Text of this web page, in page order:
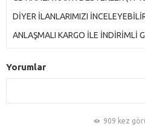
DİYER İLANLARIMIZI
ANLAŞMALI KARGO İLE İNDİRİMLİ
Yorumlar
909 kez